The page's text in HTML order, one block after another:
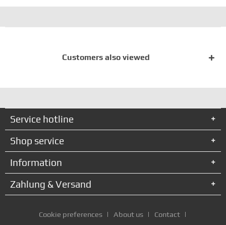
Customers also viewed
Service hotline
Shop service
Information
Zahlung & Versand
Cookie preferences About us Contact